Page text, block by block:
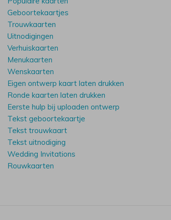
Geboortekaartjes
Trouwkaarten
Uitnodigingen
Verhuiskaarten
Menukaarten
Wenskaarten
Eigen ontwerp kaart laten drukken
Ronde kaarten laten drukken
Eerste hulp bij uploaden ontwerp
Tekst geboortekaartje
Tekst trouwkaart
Tekst uitnodiging
Wedding Invitations
Rouwkaarten